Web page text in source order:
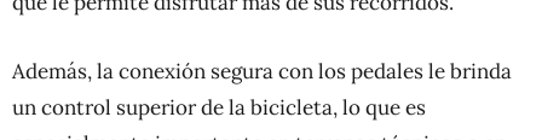
Además, la conexión segura con los pedales le brinda
un control superior de la bicicleta, lo que es